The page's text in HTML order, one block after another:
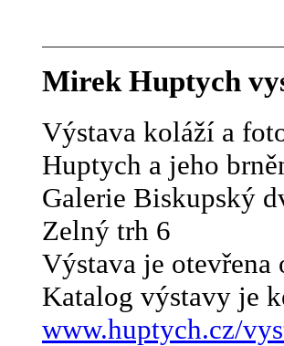
Mirek Huptych
Výstava koláží a
Huptych a jeho
Galerie Biskupský
Zelný trh 6
Výstava je otevřena
Katalog výstavy je
www.huptych.cz/